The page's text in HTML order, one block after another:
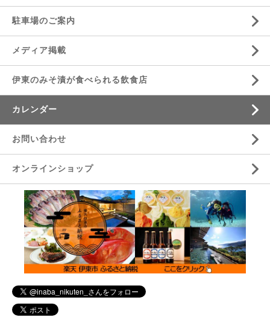
駐車場のご案内
メディア掲載
伊東のみそ漬が食べられる飲食店
カレンダー
お問い合わせ
オンラインショップ